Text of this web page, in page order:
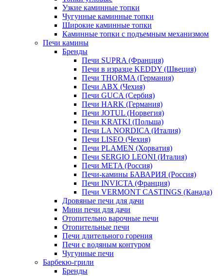
Узкие каминные топки
Чугунные каминные топки
Широкие каминные топки
Каминные топки с подъемным механизмом
Печи камины
Бренды
Печи SUPRA (Франция)
Печи в изразце KEDDY (Швеция)
Печи THORMA (Германия)
Печи ABX (Чехия)
Печи GUCA (Сербия)
Печи HARK (Германия)
Печи JOTUL (Норвегия)
Печи KRATKI (Польша)
Печи LA NORDICA (Италия)
Печи LISEO (Чехия)
Печи PLAMEN (Хорватия)
Печи SERGIO LEONI (Италия)
Печи META (Россия)
Печи-камины БАВАРИЯ (Россия)
Печи INVICTA (Франция)
Печи VERMONT CASTINGS (Канада)
Дровяные печи для дачи
Мини печи для дачи
Отопительно варочные печи
Отопительные печи
Печи длительного горения
Печи с водяным контуром
Чугунные печи
Барбекю-грили
Бренды